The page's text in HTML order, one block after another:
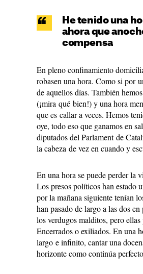
He tenido una
ahora que
compensa
En pleno confinamiento
robasen una hora. Como si por
de aquellos días. También
(¡mira qué bien!) y una hora
que es callar a veces. Hemos
oye, todo eso que ganamos en
diputados del Parlament de
la cabeza de vez en cuando y
En una hora se puede perder la
Los presos políticos han estado
por la mañana siguiente tenían
han pasado de largo a las dos
los verdugos malditos, pero
Encerrados o exiliados. En una
largo e infinito, cantar una
horizonte como continúa